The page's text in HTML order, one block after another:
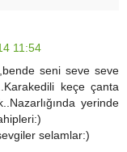
11:54
seni seve seve
keçe çanta
yerinde
selamlar:)